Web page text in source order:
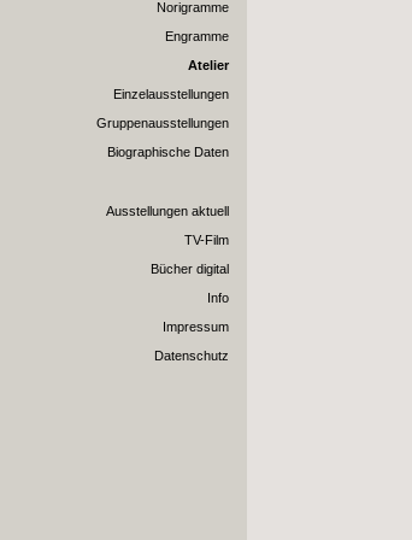
Norigramme
Engramme
Atelier
Einzelausstellungen
Gruppenausstellungen
Biographische Daten
Ausstellungen aktuell
TV-Film
Bücher digital
Info
Impressum
Datenschutz